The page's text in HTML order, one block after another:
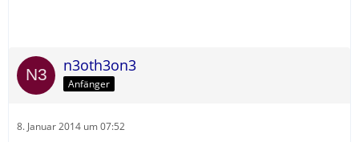
n3oth3on3
Anfänger
8. Januar 2014 um 07:52